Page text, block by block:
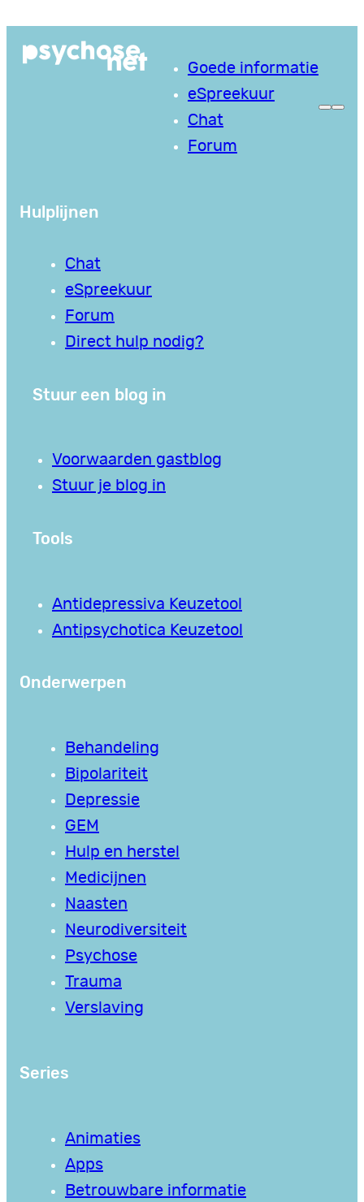
naar
Goede informatie
eSpreekuur
Chat
Forum
Hulplijnen
Chat
eSpreekuur
Forum
Direct hulp nodig?
Stuur een blog in
Voorwaarden gastblog
Stuur je blog in
Tools
Antidepressiva Keuzetool
Antipsychotica Keuzetool
Onderwerpen
Behandeling
Bipolariteit
Depressie
GEM
Hulp en herstel
Medicijnen
Naasten
Neurodiversiteit
Psychose
Trauma
Verslaving
Series
Animaties
Apps
Betrouwbare informatie